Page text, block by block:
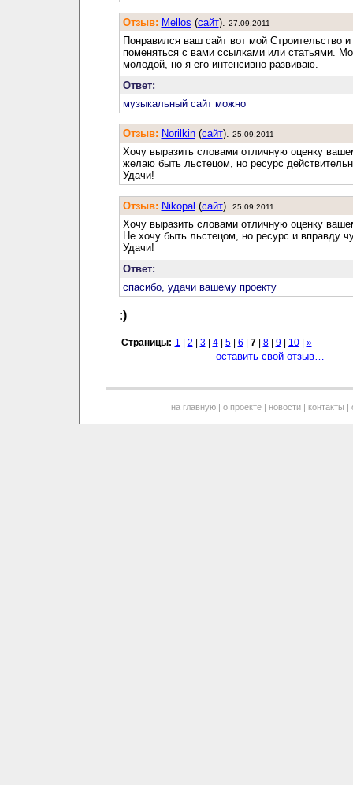
Отзыв: Mellos (cайт). 27.09.2011
Понравился ваш сайт вот мой Строительство
поменяться с вами ссылками или статьями.
молодой, но я его интенсивно развиваю.
Ответ:
музыкальный сайт можно
Отзыв: Norilkin(cайт). 25.09.2011
Хочу выразить словами отличную оценку
желаю быть льстецом, но ресурс
Удачи!
Отзыв: Nikopal (cайт). 25.09.2011
Хочу выразить словами отличную оценку
Не хочу быть льстецом, но ресурс и вправду
Удачи!
Ответ:
спасибо, удачи вашему проекту
:)
Страницы: 1 2 3| 4| 5| 6 7| 8| 9| 10| »
оставить свой отзыв…
на главную |о проекте |новости |контакты |